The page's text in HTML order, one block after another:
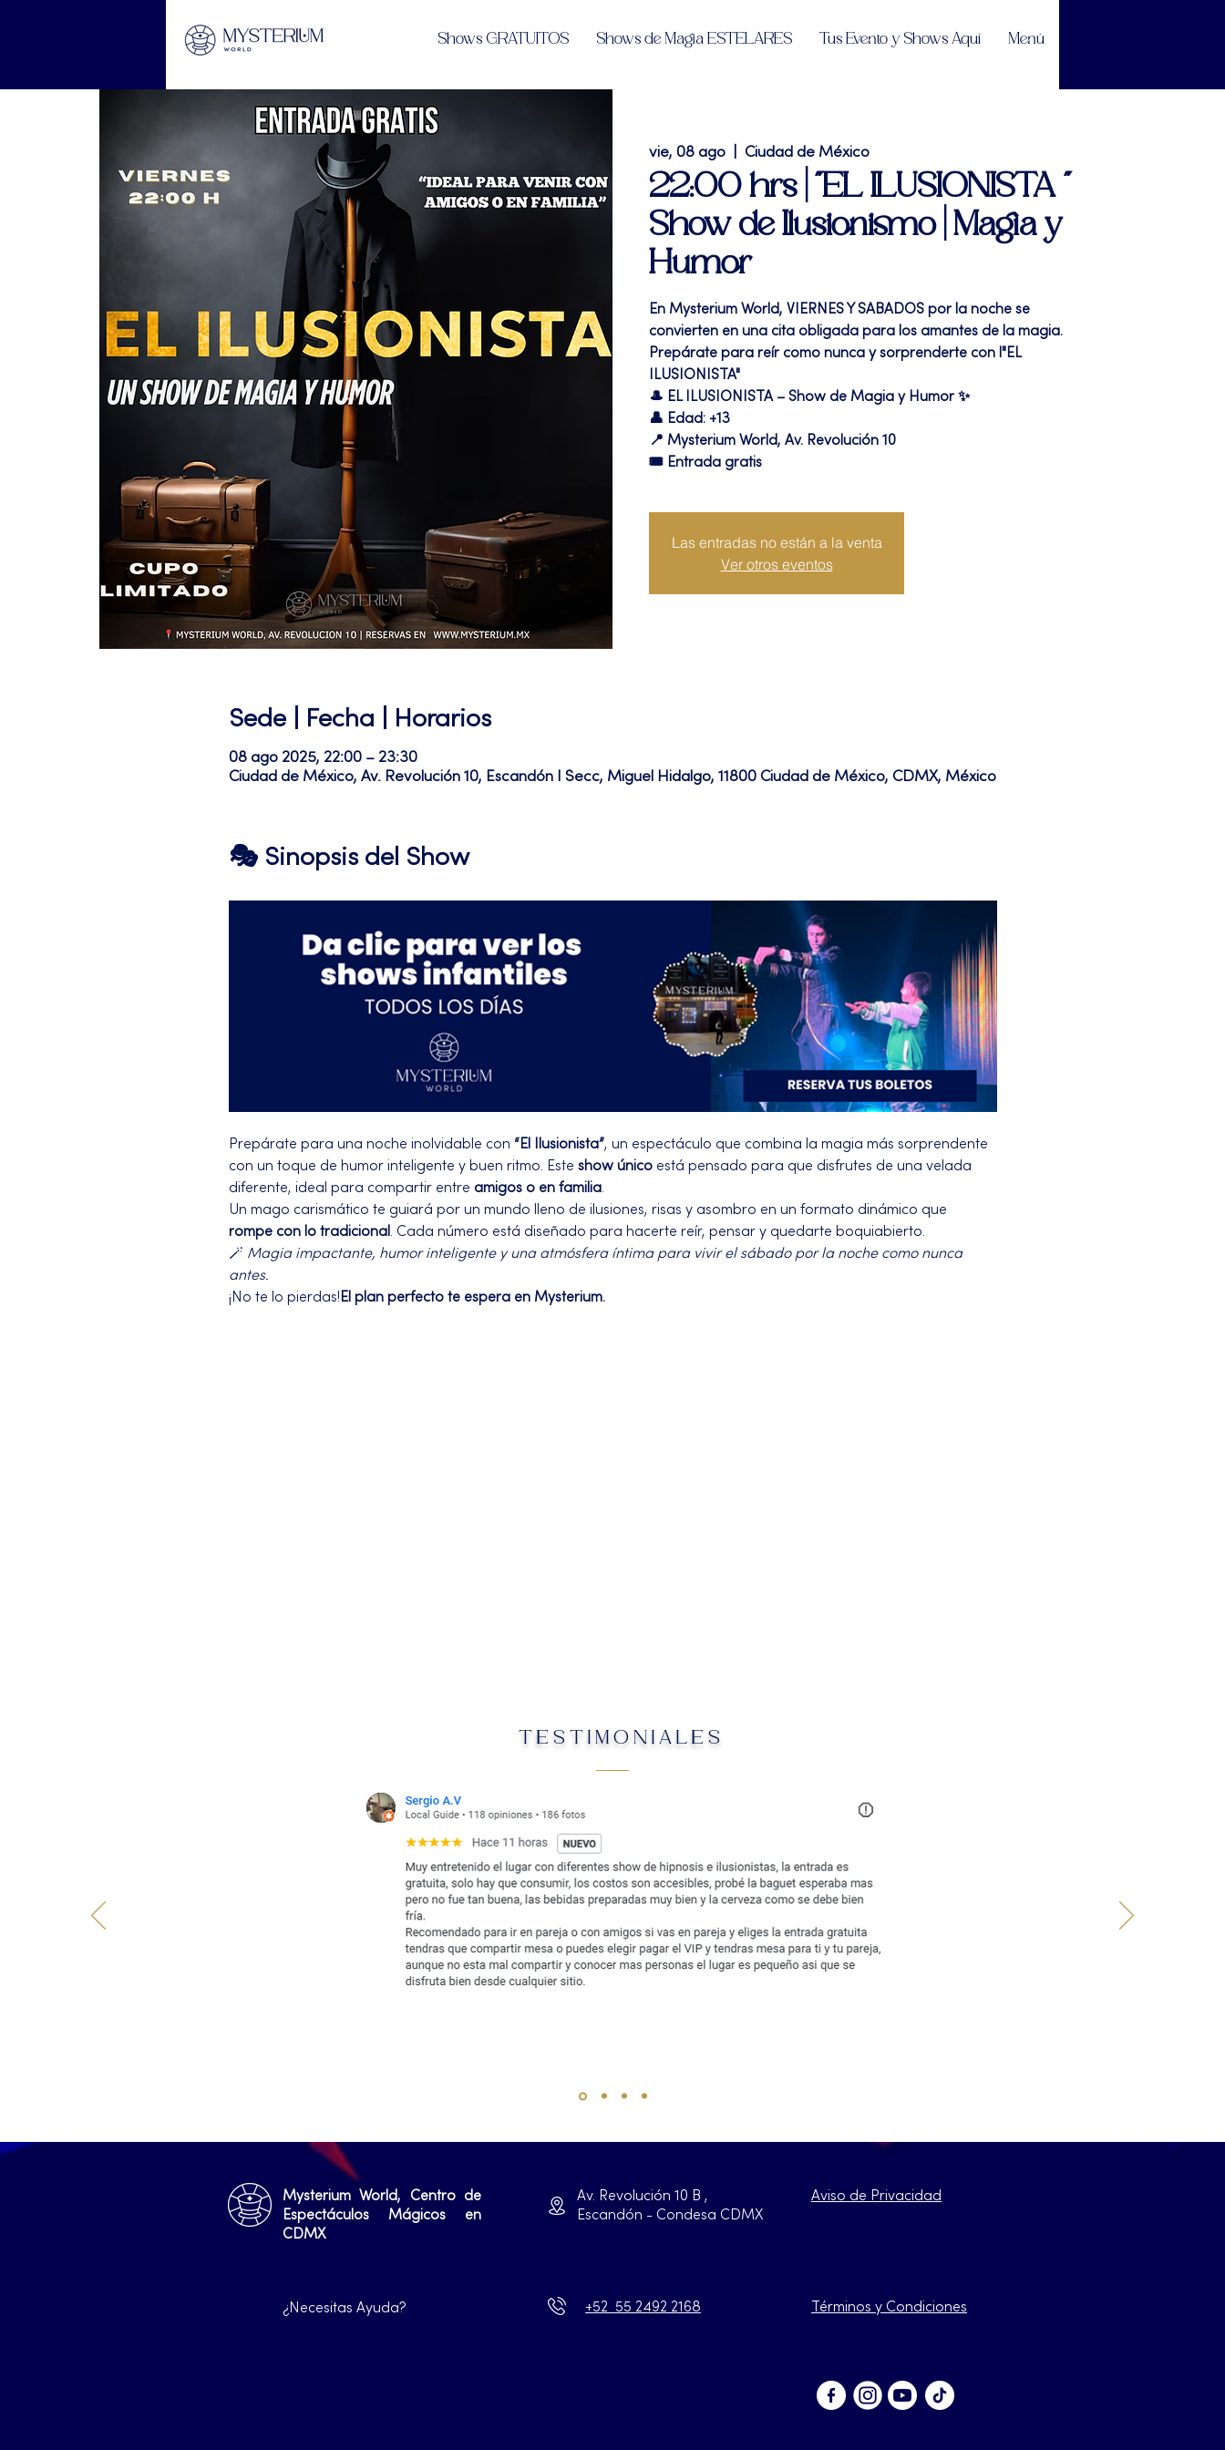
Shows GRATUITOS Shows de Magia ESTELARES Tus Evento y Shows Aquí Menú
vie, 08 ago Ciudad de México
22:00 hrs | "EL ILUSIONISTA "
Show de Ilusionismo | Magia y
Humor
En Mysterium World, VIERNES Y SABADOS por la noche se
convierten en una cita obligada para los amantes de la magia.
Prepárate para reír como nunca y sorprenderte con l"EL
ILUSIONISTA"
🎩 EL ILUSIONISTA – Show de Magia y Humor ✨
👤 Edad: +13
📍 Mysterium World, Av. Revolución 10
🎟️ Entrada gratis
Las entradas no están a la venta
Ver otros eventos
Sede | Fecha | Horarios
08 ago 2025, 22:00 – 23:30
Ciudad de México, Av. Revolución 10, Escandón I Secc, Miguel Hidalgo, 11800 Ciudad de México, CDMX, México
🎭 Sinopsis del Show
Prepárate para una noche inolvidable con “El Ilusionista”, un espectáculo que combina la magia más sorprendente
con un toque de humor inteligente y buen ritmo. Este show único está pensado para que disfrutes de una velada
diferente, ideal para compartir entre amigos o en familia.
Un mago carismático te guiará por un mundo lleno de ilusiones, risas y asombro en un formato dinámico que
rompe con lo tradicional . Cada número está diseñado para hacerte reír, pensar y quedarte boquiabierto.
🪄 Magia impactante, humor inteligente y una atmósfera íntima para vivir el sábado por la noche como nunca
antes.
¡No te lo pierdas! El plan perfecto te espera en Mysterium.
TESTIMONIALES
Mysterium World, Centro de
Espectáculos Mágicos en
CDMX
Av. Revolución 10 B ,
Escandón - Condesa CDMX
Aviso de Privacidad
¿Necesitas Ayuda? +52 55 2492 2168 Términos y Condiciones